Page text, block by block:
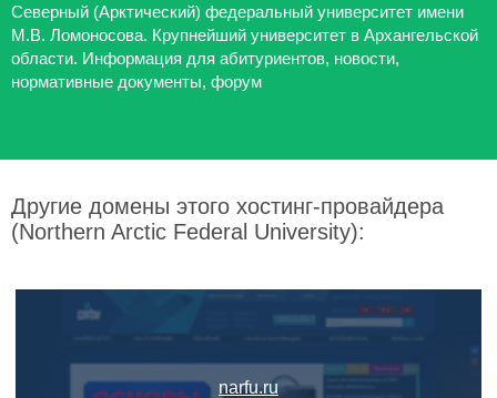
Северный (Арктический) федеральный университет имени
М.В. Ломоносова. Крупнейший университет в Архангельской
области. Информация для абитуриентов, новости,
нормативные документы, форум
Другие домены этого хостинг-провайдера
(Northern Arctic Federal University):
narfu.ru